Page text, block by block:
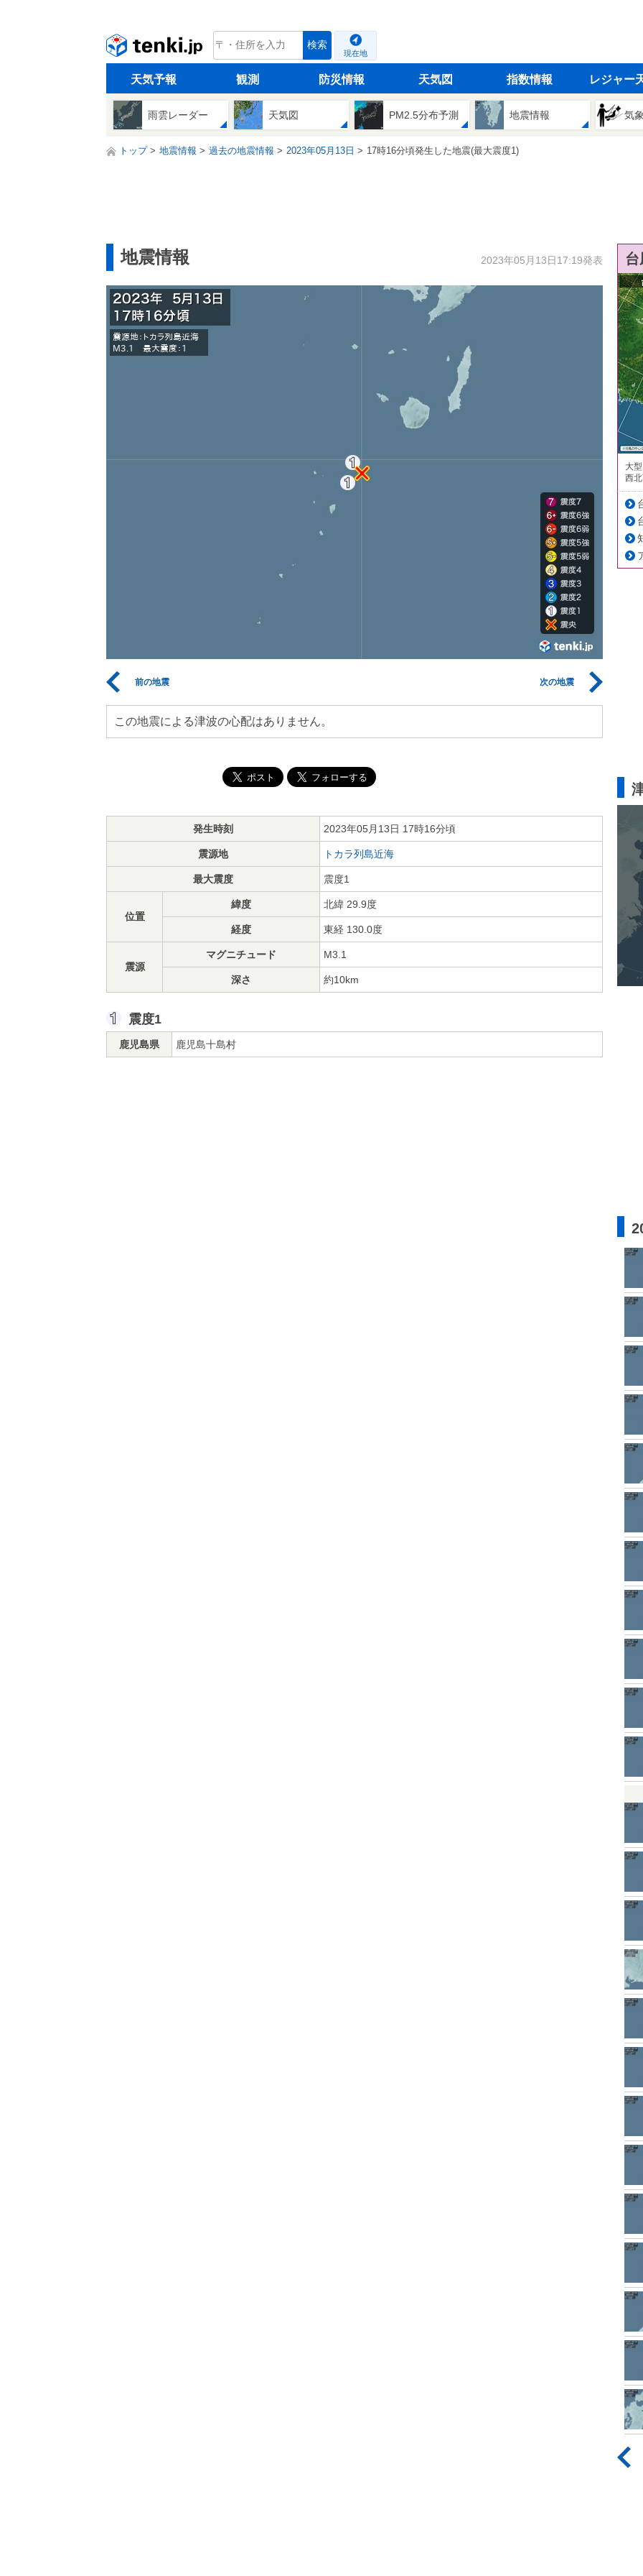
tenki.jp 検索
現在地
天気予報 観測 防災情報 天気図 指数情報 レジャー
雨雲レーダー 天気図 PM2.5分布予測 地震情報 気
トップ 地震情報 過去の地震情報 2023年05月13日 17時16分頃発生した地震(最大震度1)
地震情報 2023年05月13日17:19発表
前の地震 次の地震
この地震による津波の心配はありません。
発生時刻 2023年05月13日 17時16分頃
震源地 トカラ列島近海
最大震度 震度1
位置
緯度 北緯 29.9度
経度 東経 130.0度
震源
マグニチュード M3.1
深さ 約10km
震度1
鹿児島県 鹿児島十島村
大
西